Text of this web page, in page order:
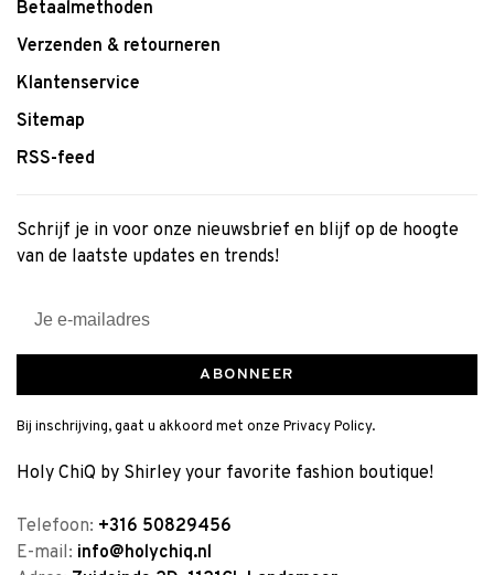
Betaalmethoden
Verzenden & retourneren
Klantenservice
Sitemap
RSS-feed
Schrijf je in voor onze nieuwsbrief en blijf op de hoogte
van de laatste updates en trends!
ABONNEER
Bij inschrijving, gaat u akkoord met onze Privacy Policy.
Holy ChiQ by Shirley your favorite fashion boutique!
Telefoon: +316 50829456
E-mail: info@holychiq.nl